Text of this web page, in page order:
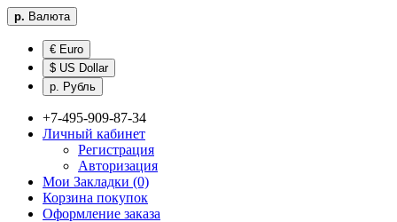
р. Валюта
€ Euro
$ US Dollar
р. Рубль
+7-495-909-87-34
Личный кабинет
Регистрация
Авторизация
Мои Закладки (0)
Корзина покупок
Оформление заказа